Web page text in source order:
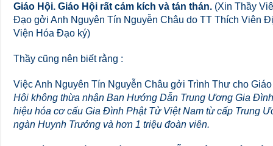
Giáo Hội. Giáo Hội rất cảm kích và tán thán. (Xin Thầy
Đạo gởi Anh Nguyên Tín Nguyễn Châu do TT Thích Viên
Viện Hóa Đạo ký)
Thầy cũng nên biết rằng :
Việc Anh Nguyên Tín Nguyễn Châu gởi Trình Thư cho
Hội không thừa nhận Ban Hướng Dẫn Trung Ương Gia
hiệu hóa cơ cấu Gia Đình Phật Tử Việt Nam từ cấp Trung
ngàn Huynh Trưởng và hơn 1 triệu đoàn viên.